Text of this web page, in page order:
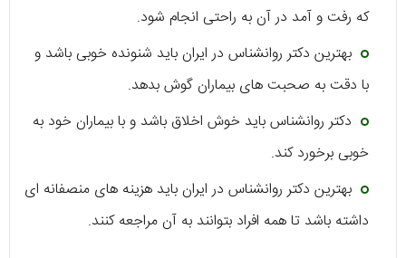
که رفت و آمد در آن به راحتی انجام شود.
بهترین دکتر روانشناس در ایران باید شنونده خوبی باشد و
با دقت به صحبت های بیماران گوش بدهد.
دکتر روانشناس باید خوش اخلاق باشد و با بیماران خود به
خوبی برخورد کند.
بهترین دکتر روانشناس در ایران باید هزینه های منصفانه ای
داشته باشد تا همه افراد بتوانند به آن مراجعه کنند.